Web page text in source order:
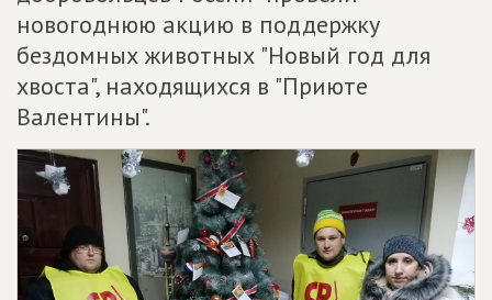
новогоднюю акцию в поддержку
бездомных животных "Новый год для
хвоста", находящихся в "Приюте
Валентины".